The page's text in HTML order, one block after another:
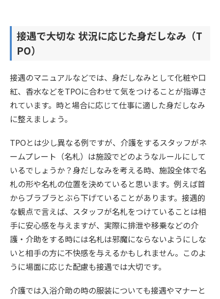
接遇で大切な 状況に応じた身だしなみ（T
PO）
接遇のマニュアルなどでは、身だしなみとして化粧や口
紅、香水などをTPOに合わせて気をつけることが指導さ
れています。時と場合に応じて仕事に適した身だしなみ
に整えましょう。
TPOとは少し異なる例ですが、介護をするスタッフがネ
ームプレート（名札）は施設でどのようなルールにして
いるでしょうか？身だしなみを考える時、施設全体で名
札の形や名札の位置を決めていると思います。例えば首
からブラブラとぶら下げていることがあります。接遇的
な観点で言えば、スタッフが名札をつけていることは相
手に安心感を与えますが、実際に排泄や移乗などの介
護・介助をする時には名札は邪魔にならないようにしな
いと相手の方に不快感を与えるかもしれません。このよ
うに場面に応じた配慮も接遇では大切です。
介護では入浴介助の時の服装についても接遇やマナーと